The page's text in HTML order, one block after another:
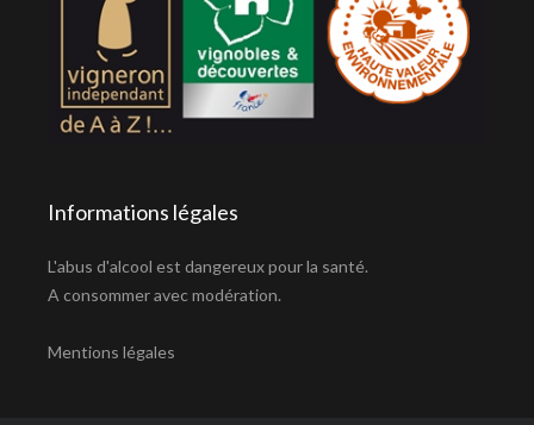
Informations légales
L'abus d'alcool est dangereux pour la santé.
A consommer avec modération.
Mentions légales